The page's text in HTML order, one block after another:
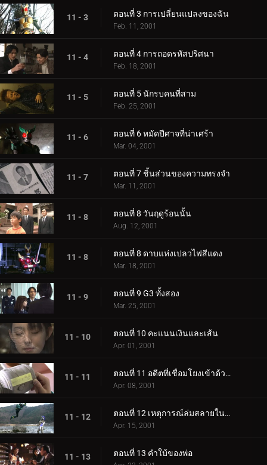
11 - 3 ตอนที่ 3 การเปลี่ยนแปลงของฉัน
Feb. 11, 2001
11 - 4 ตอนที่ 4 การถอดรหัสปริศนา
Feb. 18, 2001
11 - 5 ตอนที่ 5 นักรบคนที่สาม
Feb. 25, 2001
11 - 6 ตอนที่ 6 หมัดปีศาจที่น่าเศร้า
Mar. 04, 2001
11 - 7 ตอนที่ 7 ชิ้นส่วนของความทรงจำ
Mar. 11, 2001
11 - 8 ตอนที่ 8 วันฤดูร้อนนั้น
Aug. 12, 2001
11 - 8 ตอนที่ 8 ดาบแห่งเปลวไฟสีแดง
Mar. 18, 2001
11 - 9 ตอนที่ 9 G3 ทั้งสอง
Mar. 25, 2001
11 - 10 ตอนที่ 10 คะแนนเงินและเส้น
Apr. 01, 2001
11 - 11 ตอนที่ 11 อดีตที่เชื่อมโยงเข้าด้วยกัน
Apr. 08, 2001
11 - 12 ตอนที่ 12 เหตุการณ์ล่มสลายในทะเลสาบ!
Apr. 15, 2001
11 - 13 ตอนที่ 13 คำใบ้ของพ่อ